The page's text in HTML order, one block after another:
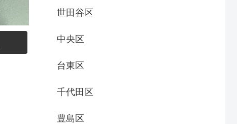
世田谷区
中央区
台東区
千代田区
豊島区